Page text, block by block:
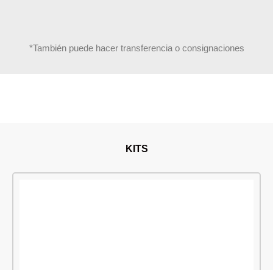
*También puede hacer transferencia o consignaciones
KITS